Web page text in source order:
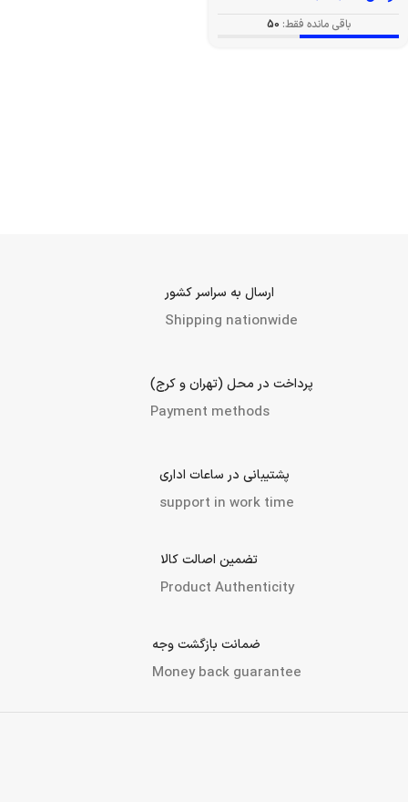
باقی مانده فقط: 50
ارسال به سراسر کشور
Shipping nationwide
پرداخت در محل (تهران و کرج)
Payment methods
پشتیبانی در ساعات اداری
support in work time
تضمین اصالت کالا
Product Authenticity
ضمانت بازگشت وجه
Money back guarantee